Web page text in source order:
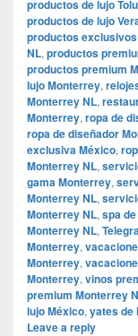
productos de lujo
productos de lujo
productos
NL, productos
productos premium
lujo Monterrey,
Monterrey NL,
Monterrey, ropa de
ropa de diseñador
exclusiva México,
Monterrey NL,
gama Monterrey,
Monterrey NL,
Monterrey NL, spa
Monterrey NL,
Monterrey,
Monterrey,
Monterrey, vinos
premium Monterrey
lujo México, yates de
Leave a reply